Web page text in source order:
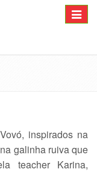
Toggle
inspirados na
galinha ruiva que
teacher Karina,